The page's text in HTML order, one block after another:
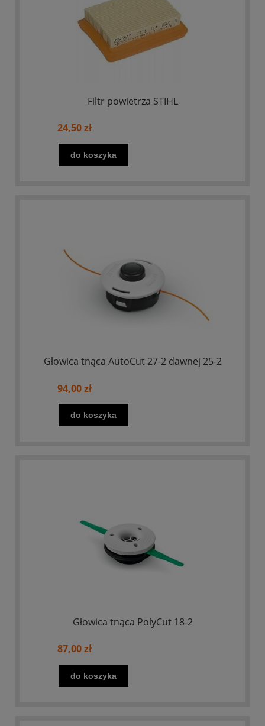
Filtr powietrza STIHL
24,50 zł
do koszyka
Głowica tnąca AutoCut 27-2 dawnej 25-2
94,00 zł
do koszyka
Głowica tnąca PolyCut 18-2
87,00 zł
do koszyka